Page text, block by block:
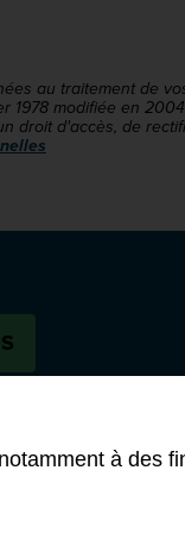
à des
au traitement de
1978 modifiée en
droit d'accès, de